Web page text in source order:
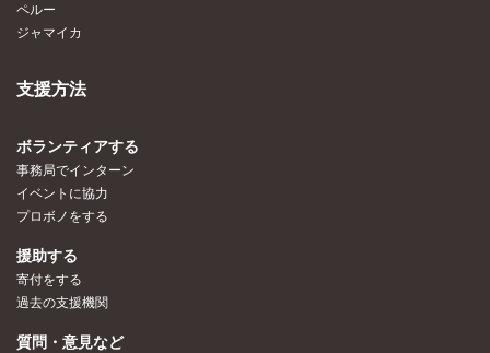
ペルー
ジャマイカ
支援方法
ボランティアする
事務局でインターン
イベントに協力
プロボノをする
援助する
寄付をする
過去の支援機関
質問・意見など